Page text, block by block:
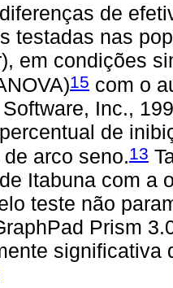
de
testadas nas
em condições
15 com o
Inc.,
de
arco seno.13
Itabuna com a
teste não
Prism
significativa